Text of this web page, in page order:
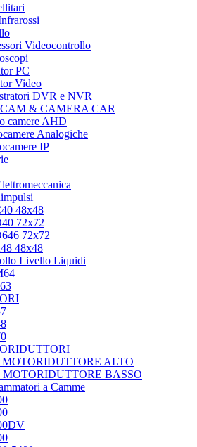
Videocontrollo
PC
Video
DVR e NVR
& CAMERA CAR
camere AHD
Analogiche
IP
48x48
72x72
72x72
48x48
Livello Liquidi
ALTO
BASSO
a Camme